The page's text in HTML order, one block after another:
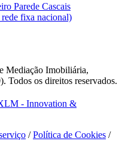
Parede Cascais
fixa nacional)
Mediação Imobiliária,
Todos os direitos reservados.
- Innovation &
/Política de Cookies /